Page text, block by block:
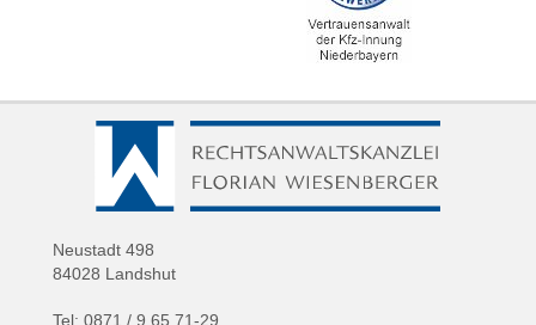
Neustadt 498
84028 Landshut
Tel: 0871 / 9 65 71-29